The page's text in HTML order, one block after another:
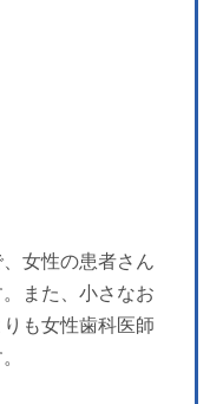
女性の患者さん
また、小さなお
も女性歯科医師